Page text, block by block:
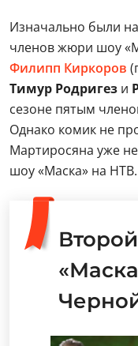
Изначально были
членов жюри шоу
Филипп Киркоров
Тимур Родригез и
сезоне пятым
Однако комик не
Мартиросяна уже
шоу «Маска» на НТВ.